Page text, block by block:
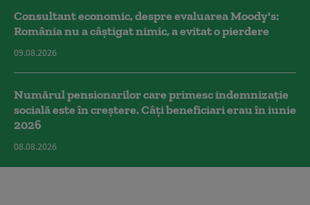
Consultant economic, despre evaluarea Moody's:
România nu a câştigat nimic, a evitat o pierdere
09.08.2026
Numărul pensionarilor care primesc indemnizaţie
socială este în creștere. Câți beneficiari erau în iunie
2026
08.08.2026